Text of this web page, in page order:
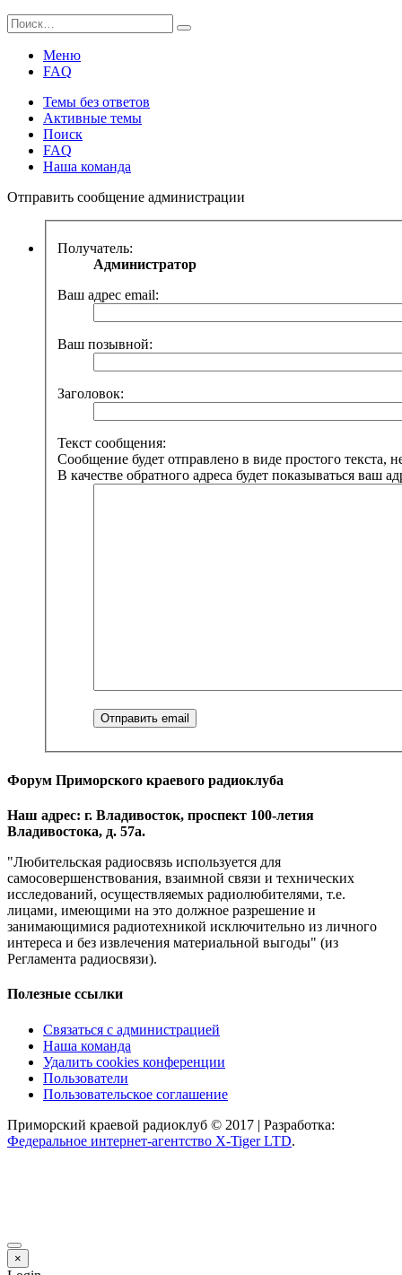
Меню
FAQ
Темы без ответов
Активные темы
Поиск
FAQ
Наша команда
Отправить сообщение администрации
Получатель:
Администратор
Ваш адрес email:
Ваш позывной:
Заголовок:
Текст сообщения:
Сообщение будет отправлено в виде простого
В качестве обратного адреса будет показываться ваш
Форум Приморского краевого радиоклуба
Наш адрес: г. Владивосток, проспект 100-летия
Владивостока, д. 57а.
"Любительская радиосвязь используется для
самосовершенствования, взаимной связи и технических
исследований, осуществляемых радиолюбителями, т.е.
лицами, имеющими на это должное разрешение и
занимающимися радиотехникой исключительно из личного
интереса и без извлечения материальной выгоды" (из
Регламента радиосвязи).
Полезные ссылки
Связаться с администрацией
Наша команда
Удалить cookies конференции
Пользователи
Пользовательское соглашение
Приморский краевой радиоклуб © 2017 | Разработка:
Федеральное интернет-агентство X-Tiger LTD.
×